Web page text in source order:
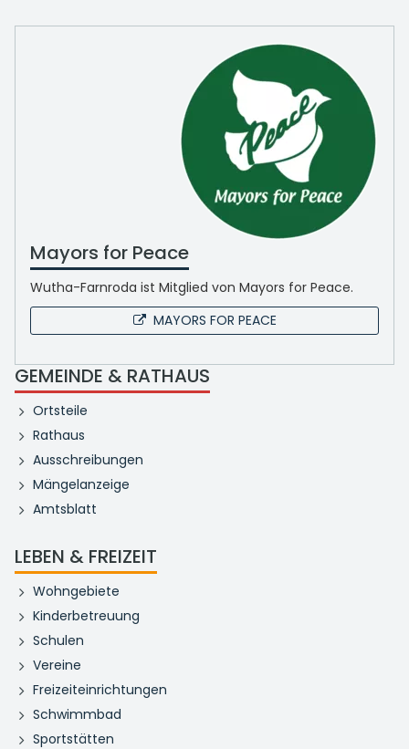
Mayors for Peace
Wutha-Farnroda ist Mitglied von Mayors for Peace.
MAYORS FOR PEACE
GEMEINDE & RATHAUS
Ortsteile
Rathaus
Ausschreibungen
Mängelanzeige
Amtsblatt
LEBEN & FREIZEIT
Wohngebiete
Kinderbetreuung
Schulen
Vereine
Freizeiteinrichtungen
Schwimmbad
Sportstätten